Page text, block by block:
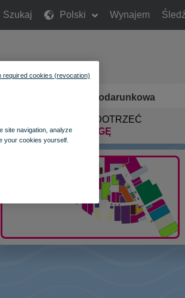
Szukaj Polski Wynajem
JAK DO NAS DOTRZEĆ
ZNAJDŹ DROGĘ
Karta Podarunkowa
» Regulamin parkingu
site navigation, analyze
your cookies yourself.
required cookies (revocation)